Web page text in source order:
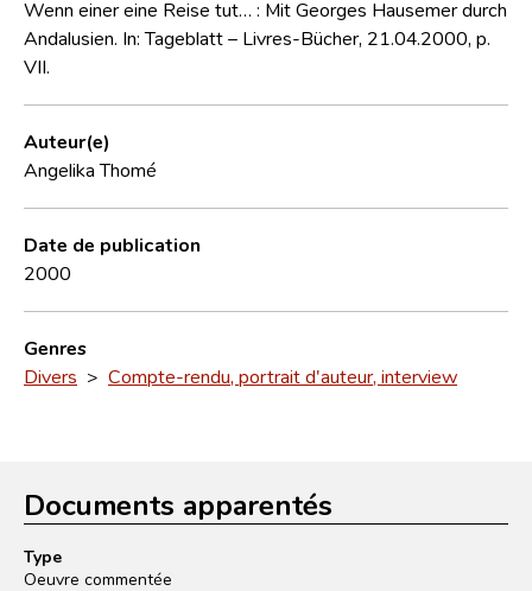
Contact
Wenn einer eine Reise tut… : Mit Georges Hausemer durch
Andalusien. In: Tageblatt – Livres-Bücher, 21.04.2000, p.
VII.
Auteur(e)
Angelika Thomé
Date de publication
2000
Genres
Divers > Compte-rendu, portrait d'auteur, interview
Documents apparentés
Type
Oeuvre commentée